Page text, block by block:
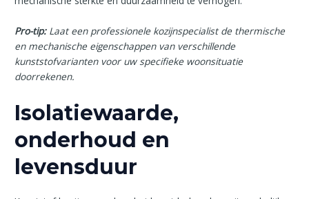
Pro-tip: Laat een professionele kozijnspecialist de thermische
en mechanische eigenschappen van verschillende
kunststofvarianten voor uw specifieke woonsituatie
doorrekenen.
Isolatiewaarde,
onderhoud en
levensduur